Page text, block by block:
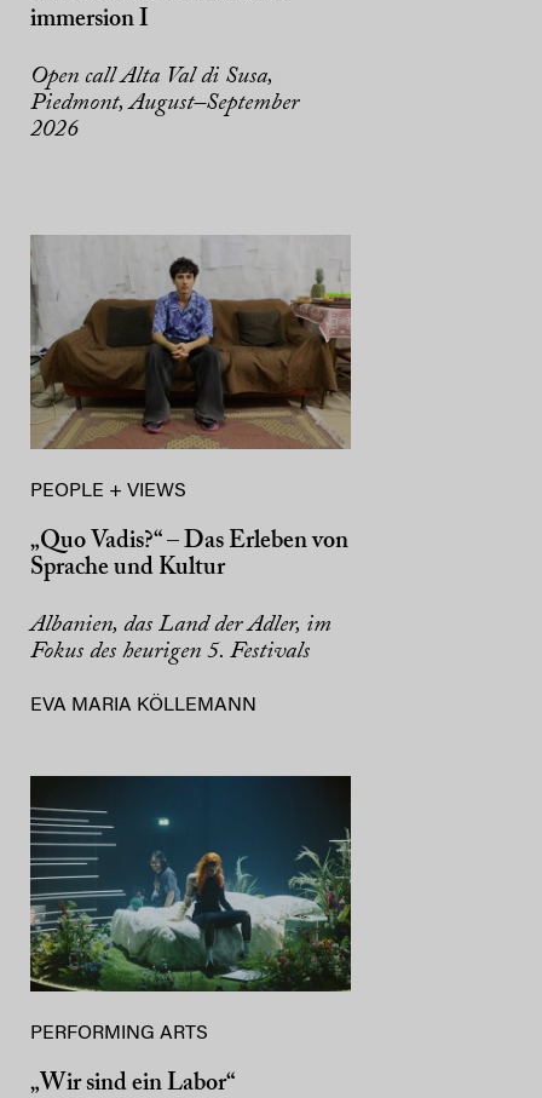
immersion I
Open call Alta Val di Susa,
Piedmont, August–September
2026
PEOPLE + VIEWS
„Quo Vadis?“ – Das Erleben von
Sprache und Kultur
Albanien, das Land der Adler, im
Fokus des heurigen 5. Festivals
EVA MARIA KÖLLEMANN
PERFORMING ARTS
„Wir sind ein Labor“